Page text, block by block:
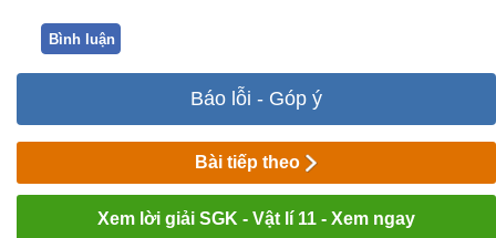
Bình luận
Báo lỗi - Góp ý
Bài tiếp theo
Xem lời giải SGK - Vật lí 11 - Xem ngay